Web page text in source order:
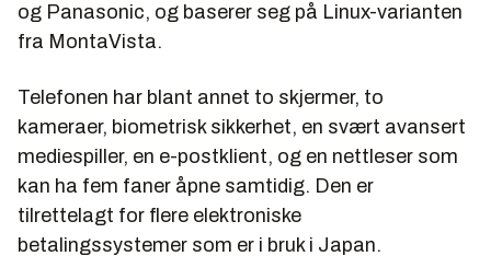
og Panasonic, og baserer seg på Linux-varianten
fra MontaVista.
Telefonen har blant annet to skjermer, to
kameraer, biometrisk sikkerhet, en svært avansert
mediespiller, en e-postklient, og en nettleser som
kan ha fem faner åpne samtidig. Den er
tilrettelagt for flere elektroniske
betalingssystemer som er i bruk i Japan.